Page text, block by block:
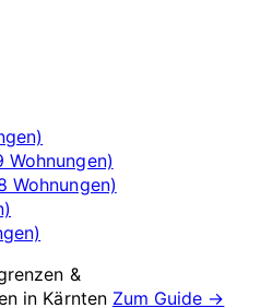
Wohnungen)
&
in Kärnten Zum Guide →